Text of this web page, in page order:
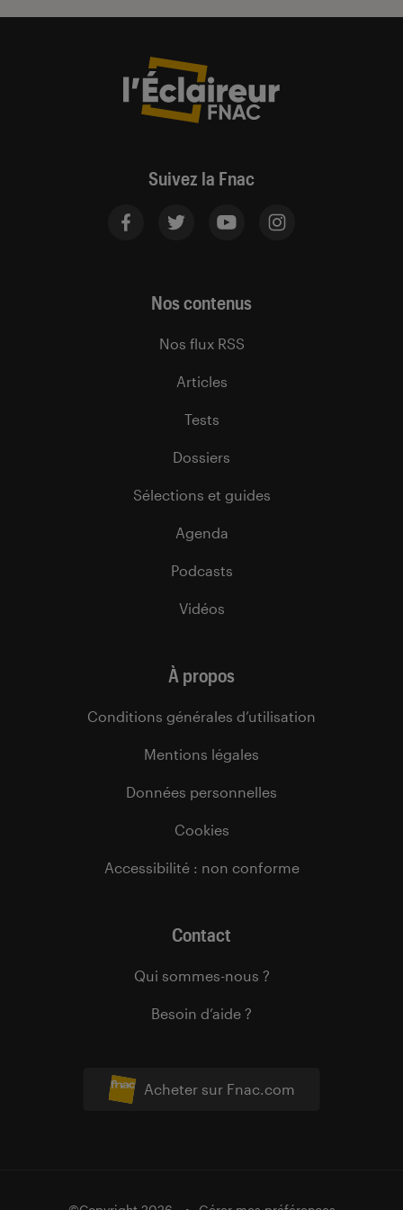
Suivez la Fnac
Acheter sur Fnac.com
Nos contenus
Nos flux RSS
Articles
Tests
Dossiers
Sélections et guides
Agenda
Podcasts
Vidéos
À propos
Conditions générales d’utilisation
Mentions légales
Données personnelles
Cookies
Accessibilité : non conforme
Contact
Qui sommes-nous ?
Besoin d’aide ?